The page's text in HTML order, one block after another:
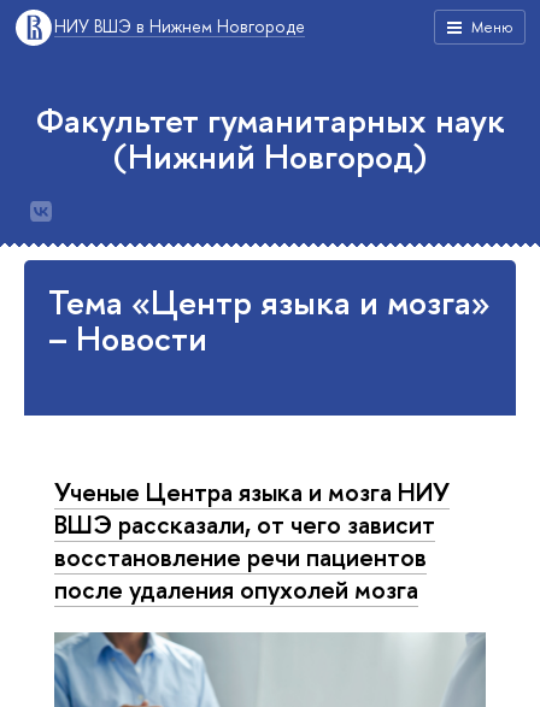
Меню
НИУ ВШЭ в Нижнем Новгороде
Факультет гуманитарных наук
(Нижний Новгород)
Тема «Центр языка и мозга»
– Новости
Ученые Центра языка и мозга НИУ
ВШЭ рассказали, от чего зависит
восстановление речи пациентов
после удаления опухолей мозга